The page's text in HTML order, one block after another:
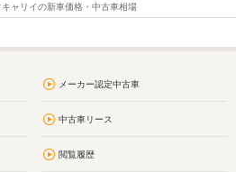
キャリイの新車価格・中古車相場
メーカー認定中古車
中古車リース
閲覧履歴